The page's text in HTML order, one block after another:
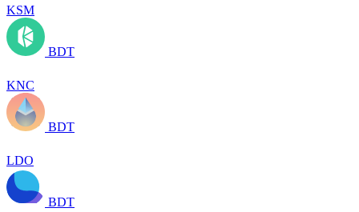
KSM
BDT
KNC
BDT
LDO
BDT